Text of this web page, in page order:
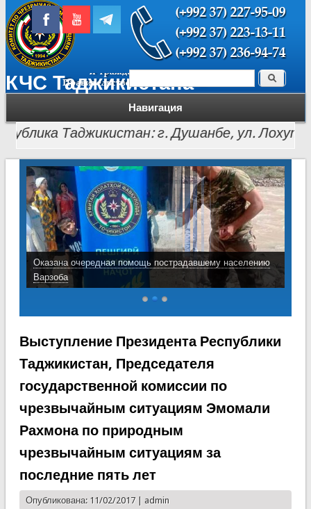
КЧС Таджикистана
Навигация
Форма поиска Поиск
Таджикистан: г. Душанбе, ул. Лохути,
Оказана очередная помощь пострадавшему населению
Варзоба
Выступление Президента Республики
Таджикистан, Председателя
государственной комиссии по
чрезвычайным ситуациям Эмомали
Рахмона по природным
чрезвычайным ситуациям за
последние пять лет
Опубликована: 11/02/2017 | admin